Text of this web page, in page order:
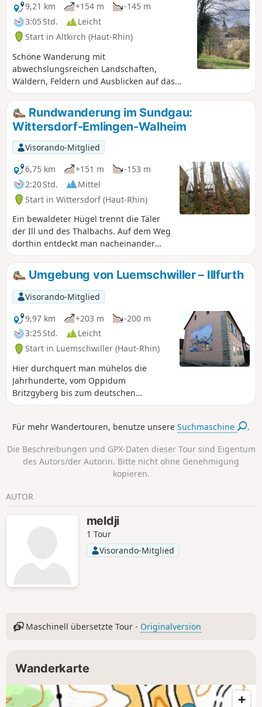
9,21 km
+154 m
-145 m
3:05 Std.
Leicht
Start in Altkirch (Haut-Rhin)
Schöne Wanderung mit
abwechslungsreichen Landschaften,
Wäldern, Feldern und Ausblicken auf das
Jura-Gebirge, den Schwarzwald, die Vogesen
sowie das hübsche Dorf Wittersdorf
unterhalb und Altkirch.
Rundwanderung im Sundgau:
Wittersdorf-Emlingen-Walheim
Visorando-Mitglied
6,75 km
+151 m
-153 m
2:20 Std.
Mittel
Start in Wittersdorf (Haut-Rhin)
Ein bewaldeter Hügel trennt die Täler
der Ill und des Thalbachs. Auf dem Weg
dorthin entdeckt man nacheinander
einen ehemaligen Weinberg, einen von
einem Drama geprägten Steinbruch,
einen botanischen Pfad und die
Geschichte eines unglücklichen
Generals. Wenn man die Kalköfen von
Emlingen erreicht, taucht plötzlich das
19. Jahrhundert auf, eingefroren in
Stein und Eisen.
Umgebung von Luemschwiller – Illfurth
Visorando-Mitglied
9,97 km
+203 m
-200 m
3:25 Std.
Leicht
Start in Luemschwiller (Haut-Rhin)
Hier durchquert man mühelos die
Jahrhunderte, vom Oppidum
Britzgyberg bis zum deutschen
Soldatenfriedhof Illfurth. Doch wenn
und das noch gut erhaltene Dorf
für einen Moment glauben, die Zeit sei
stehen geblieben.
Für mehr Wandertouren, benutze unsereSuchmaschine .
Die Beschreibungen und GPX-Daten dieser Tour sind Eigentum
des Autors/der Autorin. Bitte nicht ohne Genehmigung
kopieren.
AUTOR
meldji
1 Tour
Visorando-Mitglied
Maschinell übersetzte Tour - Originalversion
Wanderkarte